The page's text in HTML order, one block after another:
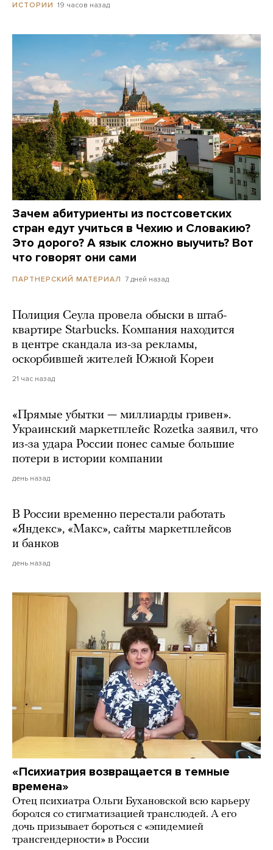
ИСТОРИИ 19 часов назад
Зачем абитуриенты из постсоветских
стран едут учиться в Чехию и Словакию?
Это дорого? А язык сложно выучить? Вот
что говорят они сами
ПАРТНЕРСКИЙ МАТЕРИАЛ 7 дней назад
Полиция Сеула провела обыски в штаб-
квартире Starbucks. Компания находится
в центре скандала из-за рекламы,
оскорбившей жителей Южной Кореи
21 час назад
«Прямые убытки — миллиарды гривен».
Украинский маркетплейс Rozetka заявил, что
из-за удара России понес самые большие
потери в истории компании
день назад
В России временно перестали работать
«Яндекс», «Макс», сайты маркетплейсов
и банков
день назад
«Психиатрия возвращается в темные
времена»
Отец психиатра Ольги Бухановской всю карьеру
боролся со стигматизацией транслюдей. А его
дочь призывает бороться с «эпидемией
трансгендерности» в России